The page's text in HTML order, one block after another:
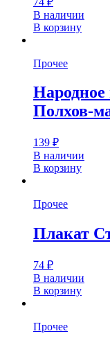
В наличии
В корзину
Прочее
Народное
Полхов-
139 ₽
В наличии
В корзину
Прочее
Плакат
74 ₽
В наличии
В корзину
Прочее